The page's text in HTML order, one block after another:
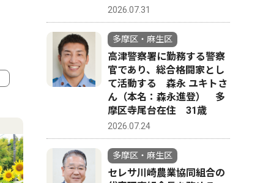
2026.07.31
多摩区・麻生区
高津警察署に勤務する警察
官であり、総合格闘家とし
て活動する 森永 ユキトさ
ん（本名：森永進登） 多
摩区寺尾台在住 31歳
2026.07.24
多摩区・麻生区
セレサ川崎農業協同組合の